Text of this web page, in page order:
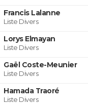
Francis Lalanne
Liste Divers
Lorys Elmayan
Liste Divers
Gaël Coste-Meunier
Liste Divers
Hamada Traoré
Liste Divers